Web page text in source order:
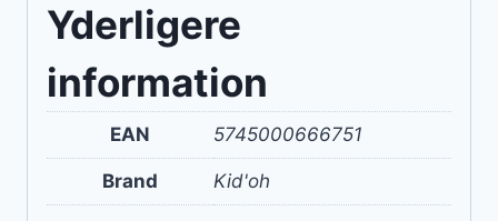
Yderligere
information
EAN 5745000666751
Brand Kid'oh